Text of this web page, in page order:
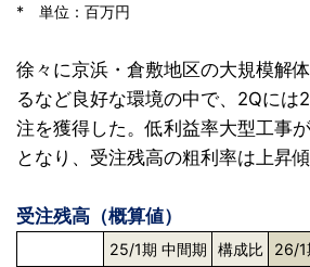
* 単位：百万円
徐々に京浜・倉敷地区の大規模解
るなど良好な環境の中で、2Qには
注を獲得した。低利益率大型工事
となり、受注残高の粗利率は上昇傾
受注残高（概算値）
25/1期 中間期 構成比 26/1